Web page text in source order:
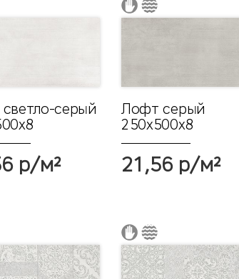
серый
р/м²
Лофт серый
250х500x8
21,56 р/м²